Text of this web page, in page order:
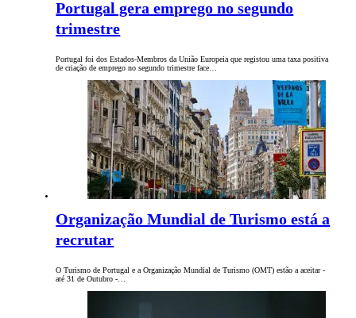
Portugal gera emprego no segundo
trimestre
Portugal foi dos Estados-Membros da União Europeia que registou uma taxa positiva
de criação de emprego no segundo trimestre face…
Organização Mundial de Turismo está a
recrutar
O Turismo de Portugal e a Organização Mundial de Turismo (OMT) estão a aceitar -
até 31 de Outubro -…